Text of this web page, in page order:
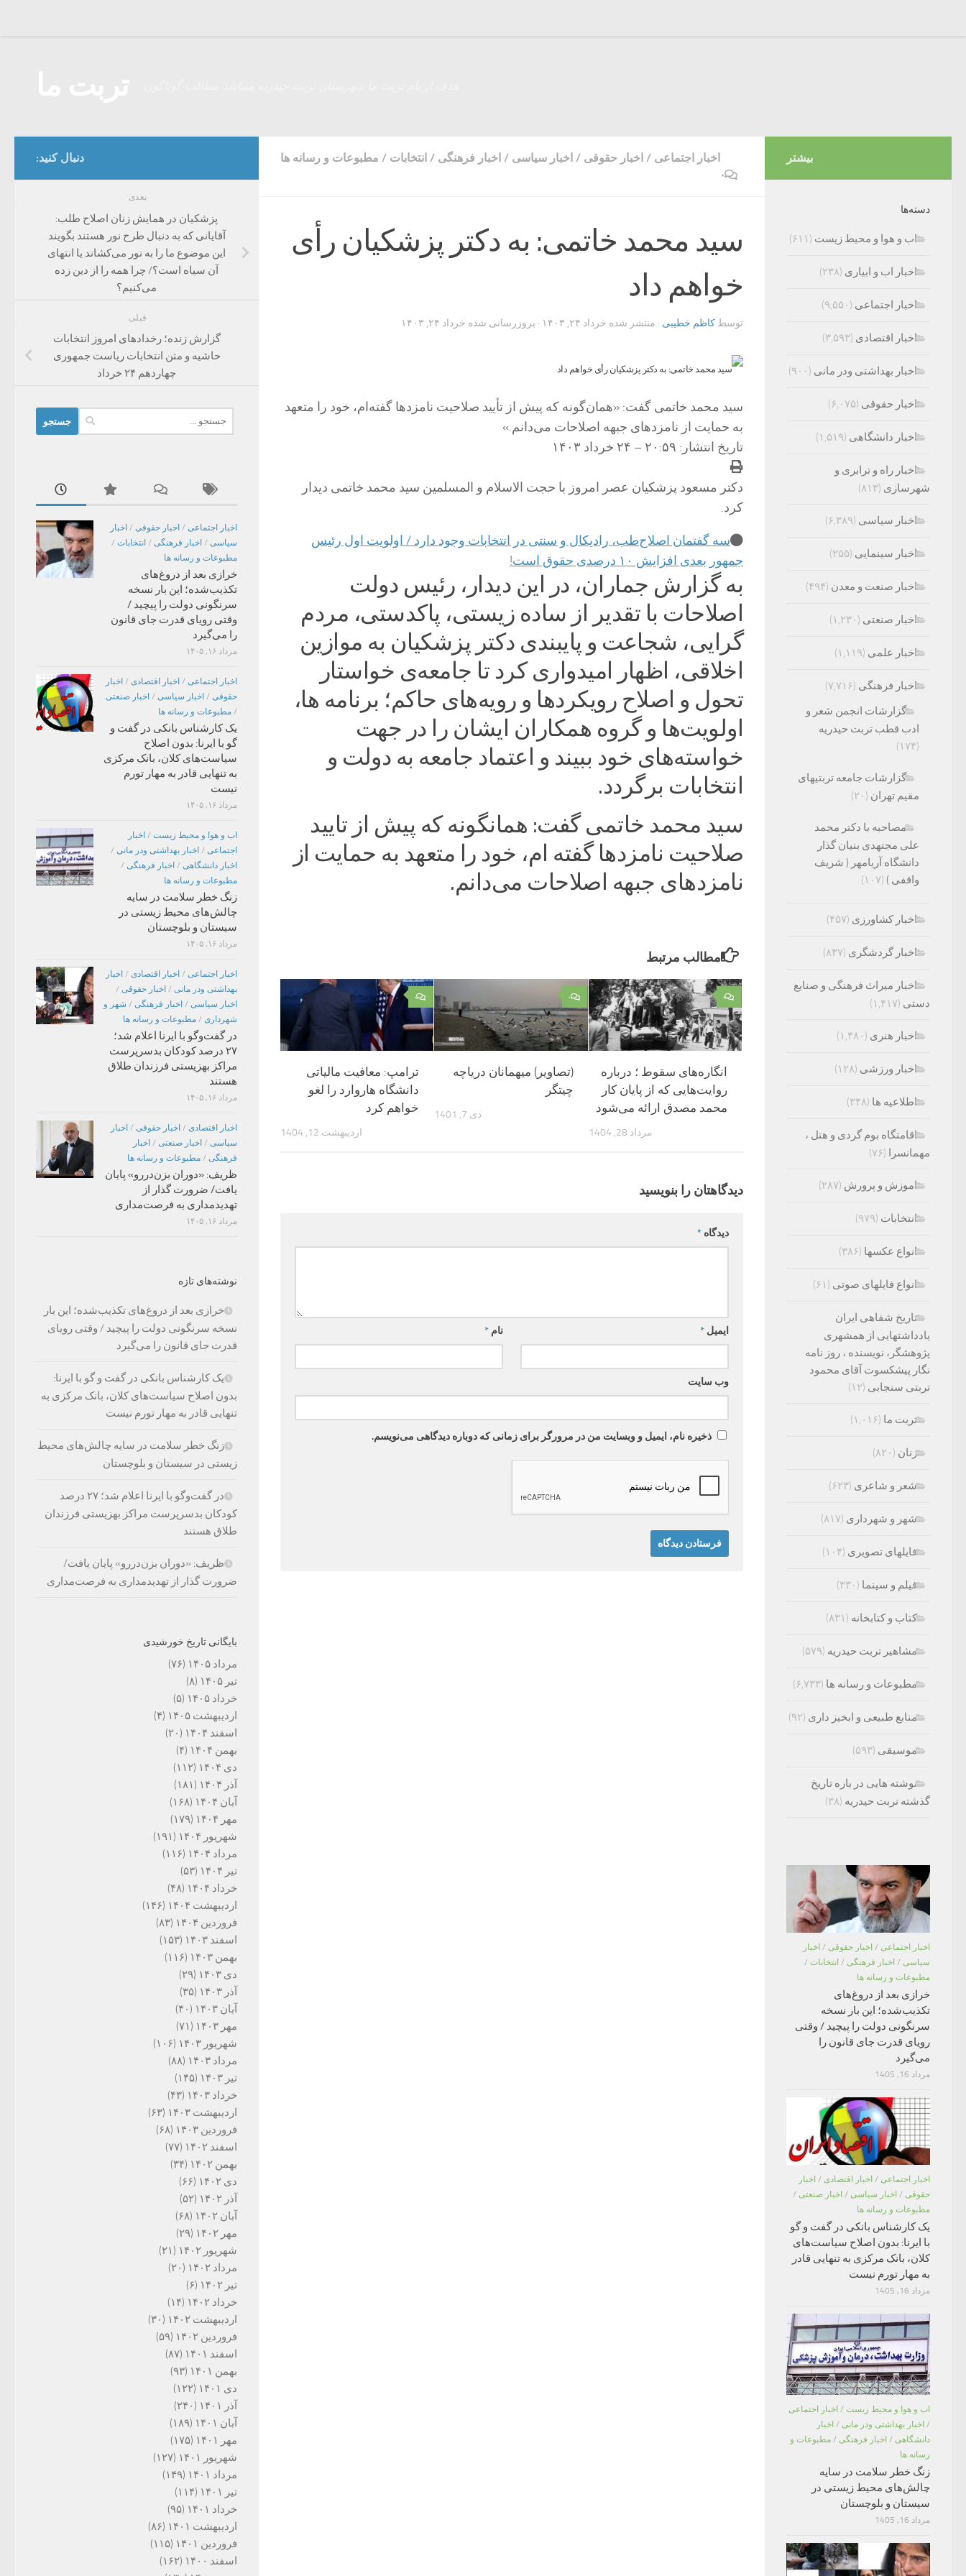
اخبار اجتماعی / اخبار حقوقی / اخبار سیاسی / اخبار فرهنگی / انتخابات / مطبوعات و رسانه ها
۰
سید محمد خاتمی: به دکتر پزشکیان رأی
خواهم داد
توسط کاظم خطیبی · منتشر شده خرداد ۲۴, ۱۴۰۳ · بروزرسانی شده خرداد ۲۴, ۱۴۰۳
سید محمد خاتمی گفت: «همان‌گونه که پیش از تأیید صلاحیت نامزدها گفته‌ام، خود را متعهد
به حمایت از نامزدهای جبهه اصلاحات می‌دانم.»
تاریخ انتشار: ۲۰:۵۹ – ۲۴ خرداد ۱۴۰۳
دکتر مسعود پزشکیان عصر امروز با حجت الاسلام و المسلمین سید محمد خاتمی دیدار
کرد.
سه گفتمان اصلاح‌طب، رادیکال و سنتی در انتخابات وجود دارد / اولویت اول رئیس
جمهور بعدی افزایش ۱۰ درصدی حقوق است!
به گزارش جماران، در این دیدار، رئیس دولت
اصلاحات با تقدیر از ساده زیستی، پاکدستی، مردم
گرایی، شجاعت و پایبندی دکتر پزشکیان به موازین
اخلاقی، اظهار امیدواری کرد تا جامعه‌ی خواستار
تحول و اصلاح رویکرد‌ها و رویه‌های حاکم؛ برنامه ها،
اولویت‌ها و گروه همکاران ایشان را در جهت
خواسته‌های خود ببیند و اعتماد جامعه به دولت و
انتخابات برگردد.
سید محمد خاتمی گفت: همانگونه که پیش از تایید
صلاحیت نامزد‌ها گفته ام، خود را متعهد به حمایت از
نامزد‌های جبهه اصلاحات می‌دانم.
مطالب مرتبط
۰
ترامپ: معافیت مالیاتی
دانشگاه هاروارد را لغو
خواهم کرد
اردیبهشت 12, 1404
۰
(تصاویر) میهمانان دریاچه
چیتگر
دی 7, 1401
۰
انگاره‌های سقوط ؛ درباره
روایت‌هایی که از پایان کار
محمد مصدق ارائه می‌شود
مرداد 28, 1404
دیدگاهتان را بنویسید
دیدگاه *
نام* ایمیل *
وب‌ سایت
ذخیره نام، ایمیل و وبسایت من در مرورگر برای زمانی که دوباره دیدگاهی می‌نویسم.
دنبال کنید:
بعدی
پزشکیان در همایش زنان اصلاح طلب:
آقایانی که به دنبال طرح نور هستند بگویند
این موضوع ما را به نور می‌کشاند یا انتهای
آن سیاه است؟/ چرا همه را از دین زده
می‌کنیم؟
قبلی
گزارش زنده؛ رخدادهای امروز انتخابات
حاشیه و متن انتخابات ریاست جمهوری
چهاردهم ۲۴ خرداد
برای:
اخبار اجتماعی / اخبار حقوقی / اخبار
سیاسی / اخبار فرهنگی / انتخابات /
مطبوعات و رسانه ها
خرازی بعد از دروغ‌های
تکذیب‌شده؛ این بار نسخه
سرنگونی دولت را پیچید /
وقتی رویای قدرت جای قانون
را می‌گیرد
مرداد ۱۶, ۱۴۰۵
اخبار اجتماعی / اخبار اقتصادی / اخبار
حقوقی / اخبار سیاسی / اخبار صنعتی
/ مطبوعات و رسانه ها
یک کارشناس بانکی در گفت و
گو با ایرنا: بدون اصلاح
سیاست‌های کلان، بانک مرکزی
به تنهایی قادر به مهار تورم
نیست
مرداد ۱۶, ۱۴۰۵
اب و هوا و محیط زیست / اخبار
اجتماعی / اخبار بهداشتی ودر مانی /
اخبار دانشگاهی / اخبار فرهنگی /
مطبوعات و رسانه ها
زنگ خطر سلامت در سایه
چالش‌های محیط زیستی در
سیستان و بلوچستان
مرداد ۱۶, ۱۴۰۵
اخبار اجتماعی / اخبار اقتصادی / اخبار
بهداشتی ودر مانی / اخبار حقوقی /
اخبار سیاسی / اخبار فرهنگی / شهر و
شهرداری / مطبوعات و رسانه ها
در گفت‌وگو با ایرنا اعلام شد؛
۲۷ درصد کودکان بدسرپرست
مراکز بهزیستی فرزندان طلاق
هستند
مرداد ۱۶, ۱۴۰۵
اخبار اقتصادی / اخبار حقوقی / اخبار
سیاسی / اخبار صنعتی / اخبار
فرهنگی / مطبوعات و رسانه ها
ظریف: «دوران بزن‌دررو» پایان
یافت/ ضرورت گذار از
تهدیدمداری به فرصت‌مداری
مرداد ۱۶, ۱۴۰۵
نوشته‌های تازه
خرازی بعد از دروغ‌های تکذیب‌شده؛ این بار
نسخه سرنگونی دولت را پیچید / وقتی رویای
قدرت جای قانون را می‌گیرد
یک کارشناس بانکی در گفت و گو با ایرنا:
بدون اصلاح سیاست‌های کلان، بانک مرکزی به
تنهایی قادر به مهار تورم نیست
زنگ خطر سلامت در سایه چالش‌های محیط
زیستی در سیستان و بلوچستان
در گفت‌وگو با ایرنا اعلام شد؛ ۲۷ درصد
کودکان بدسرپرست مراکز بهزیستی فرزندان
طلاق هستند
ظریف: «دوران بزن‌دررو» پایان یافت/
ضرورت گذار از تهدیدمداری به فرصت‌مداری
بایگانی تاریخ خورشیدی
مرداد ۱۴۰۵
(۷۶)
تیر ۱۴۰۵
(۸)
خرداد ۱۴۰۵
(۵)
اردیبهشت ۱۴۰۵
(۴)
اسفند ۱۴۰۴
(۲۰)
بهمن ۱۴۰۴
(۴)
دی ۱۴۰۴
(۱۱۲)
آذر ۱۴۰۴
(۱۸۱)
آبان ۱۴۰۴
(۱۶۸)
مهر ۱۴۰۴
(۱۷۹)
شهریور ۱۴۰۴
(۱۹۱)
مرداد ۱۴۰۴
(۱۱۶)
تیر ۱۴۰۴
(۵۳)
خرداد ۱۴۰۴
(۴۸)
اردیبهشت ۱۴۰۴
(۱۴۶)
فروردین ۱۴۰۴
(۸۳)
اسفند ۱۴۰۳
(۱۵۳)
بهمن ۱۴۰۳
(۱۱۶)
دی ۱۴۰۳
(۲۹)
آذر ۱۴۰۳
(۳۵)
آبان ۱۴۰۳
(۴۰)
مهر ۱۴۰۳
(۷۱)
شهریور ۱۴۰۳
(۱۰۶)
مرداد ۱۴۰۳
(۸۸)
تیر ۱۴۰۳
(۱۴۵)
خرداد ۱۴۰۳
(۴۳)
اردیبهشت ۱۴۰۳
(۶۳)
فروردین ۱۴۰۳
(۶۸)
اسفند ۱۴۰۲
(۷۷)
بهمن ۱۴۰۲
(۳۴)
دی ۱۴۰۲
(۶۶)
آذر ۱۴۰۲
(۵۲)
آبان ۱۴۰۲
(۶۸)
مهر ۱۴۰۲
(۲۹)
شهریور ۱۴۰۲
(۲۱)
مرداد ۱۴۰۲
(۲۰)
تیر ۱۴۰۲
(۶)
خرداد ۱۴۰۲
(۱۴)
اردیبهشت ۱۴۰۲
(۳۰)
فروردین ۱۴۰۲
(۵۹)
اسفند ۱۴۰۱
(۸۷)
بهمن ۱۴۰۱
(۹۳)
دی ۱۴۰۱
(۱۲۲)
آذر ۱۴۰۱
(۲۴۰)
آبان ۱۴۰۱
(۱۸۹)
مهر ۱۴۰۱
(۱۷۵)
شهریور ۱۴۰۱
(۱۲۷)
مرداد ۱۴۰۱
(۱۴۹)
تیر ۱۴۰۱
(۱۱۴)
خرداد ۱۴۰۱
(۹۵)
اردیبهشت ۱۴۰۱
(۸۶)
فروردین ۱۴۰۱
(۱۱۵)
اسفند ۱۴۰۰
(۱۶۲)
بیشتر
دسته‌ها
اب و هوا و محیط زیست (۶۱۱)
اخبار اب و ابیاری (۲۳۸)
اخبار اجتماعی (۹,۵۵۰)
اخبار اقتصادی (۳,۵۹۳)
اخبار بهداشتی ودر مانی (۹۰۰)
اخبار حقوقی (۶,۰۷۵)
اخبار دانشگاهی (۱,۵۱۹)
اخبار راه و ترابری و
شهرسازی (۸۱۳)
اخبار سیاسی (۶,۳۸۹)
اخبار سینمایی (۲۵۵)
اخبار صنعت و معدن (۴۹۴)
اخبار صنعتی (۱,۲۳۰)
اخبار علمی (۱,۱۱۹)
اخبار فرهنگی (۷,۷۱۶)
گزارشات انجمن شعر و
ادب قطب تربت حیدریه
(۱۷۴)
گزارشات جامعه تربتیهای
مقیم تهران (۲۰)
مصاحبه با دکتر محمد
علی مجتهدی بنیان گذار
دانشگاه آریامهر ( شریف
واقفی ) (۱۰۷)
اخبار کشاورزی (۴۵۷)
اخبار گردشگری (۸۳۷)
اخبار میراث فرهنگی و صنایع
دستی (۱,۴۱۷)
اخبار هنری (۱,۴۸۰)
اخبار ورزشی (۱۲۸)
اطلاعیه ها (۳۴۸)
اقامتگاه بوم گردی و هتل ،
مهمانسرا (۷۶)
اموزش و پرورش (۲۸۷)
انتخابات (۹۷۹)
انواع عکسها (۳۸۶)
انواع فایلهای صوتی (۶۱)
تاریخ شفاهی ایران
یادداشتهایی از همشهری
پژوهشگر، نویسنده ، روز نامه
نگار پیشکسوت آقای محمود
تربتی سنجابی (۱۲)
تربت ما (۱,۰۱۶)
زنان (۸۲۰)
شعر و شاعری (۶۲۳)
شهر و شهرداری (۸۱۷)
فایلهای تصویری (۱۰۴)
فیلم و سینما (۳۳۰)
کتاب و کتابخانه (۸۳۱)
مشاهیر تربت حیدریه (۵۷۹)
مطبوعات و رسانه ها (۶,۷۳۳)
منابع طبیعی و ابخیز داری (۹۲)
موسیقی (۵۹۳)
نوشته هایی در باره تاریخ
گذشته تربت حیدریه (۳۸)
اخبار اجتماعی / اخبار حقوقی / اخبار
سیاسی / اخبار فرهنگی / انتخابات /
مطبوعات و رسانه ها
خرازی بعد از دروغ‌های
تکذیب‌شده؛ این بار نسخه
سرنگونی دولت را پیچید / وقتی
رویای قدرت جای قانون را
می‌گیرد
مرداد 16, 1405
اخبار اجتماعی / اخبار اقتصادی / اخبار
حقوقی / اخبار سیاسی / اخبار صنعتی /
مطبوعات و رسانه ها
یک کارشناس بانکی در گفت و گو
با ایرنا: بدون اصلاح سیاست‌های
کلان، بانک مرکزی به تنهایی قادر
به مهار تورم نیست
مرداد 16, 1405
اب و هوا و محیط زیست / اخبار اجتماعی
/ اخبار بهداشتی ودر مانی / اخبار
دانشگاهی / اخبار فرهنگی / مطبوعات و
رسانه ها
زنگ خطر سلامت در سایه
چالش‌های محیط زیستی در
سیستان و بلوچستان
مرداد 16, 1405